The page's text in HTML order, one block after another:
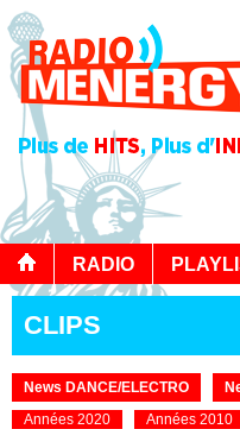
RADIO
CLIPS
News DANCE/ELECTRO
Années 2020
Années 2010